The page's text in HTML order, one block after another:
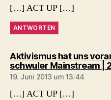
[…] ACT UP […]
ANTWORTEN
Aktivismus hat uns
schwuler Mainstream |
19. Juni 2013 um 13:44
[…] ACT UP […]